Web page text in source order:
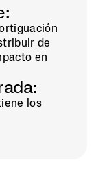
de
en
los